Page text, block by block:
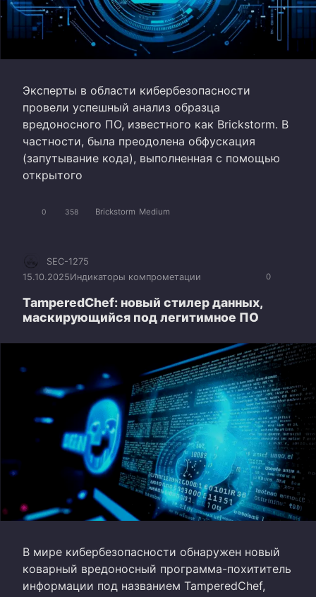
Эксперты в области кибербезопасности
провели успешный анализ образца
вредоносного ПО, известного как Brickstorm. В
частности, была преодолена обфускация
(запутывание кода), выполненная с помощью
открытого
0 358 Brickstorm Medium
0
SEC-1275
15.10.2025Индикаторы компрометации
TamperedChef: новый стилер данных,
маскирующийся под легитимное ПО
В мире кибербезопасности обнаружен новый
коварный вредоносный программа-похититель
информации под названием TamperedChef,